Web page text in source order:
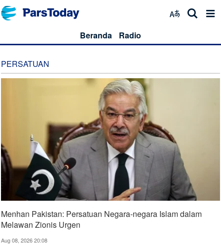
Beranda Radio
PERSATUAN
Menhan Pakistan: Persatuan Negara-negara Islam dalam
Melawan Zionis Urgen
Aug 08, 2026 20:08